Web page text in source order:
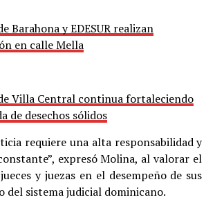
Barahona y EDESUR realizan
en calle Mella
Villa Central continua fortaleciendo
de desechos sólidos
requiere una alta responsabilidad y
expresó Molina, al valorar el
y juezas en el desempeño de sus
del sistema judicial dominicano.